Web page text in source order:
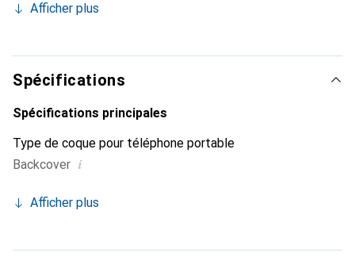
smartphone. La marque Noreve est reconnue
reste toujours un bon choix pour le client exigeant.
Afficher plus
Spécifications
Spécifications principales
Type de coque pour téléphone portable
Backcover i
Afficher plus